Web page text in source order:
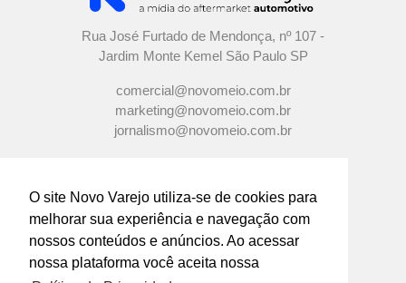
O site Novo Varejo utiliza-se de cookies para
melhorar sua experiência e navegação com
nossos conteúdos e anúncios. Ao acessar
nossa plataforma você aceita nossa
Rua José Furtado de Mendonça, nº 107 -
Jardim Monte Kemel São Paulo SP
comercial@novomeio.com.br
marketing@novomeio.com.br
jornalismo@novomeio.com.br
CONFIRA AS NOSSAS REDES
SOCIAIS